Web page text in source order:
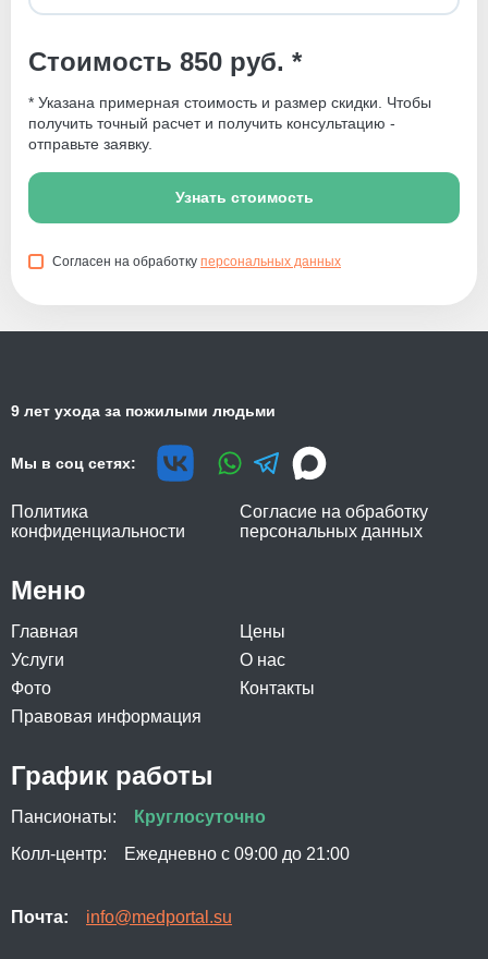
Стоимость 850 руб. *
* Указана примерная стоимость и размер скидки. Чтобы
получить точный расчет и получить консультацию -
отправьте заявку.
Узнать стоимость
Согласен на обработку персональных данных
9 лет ухода за пожилыми людьми
Мы в соц сетях:
Политика
конфиденциальности
Согласие на обработку
персональных данных
Меню
Главная
Цены
Услуги
О нас
Фото
Контакты
Правовая информация
График работы
Пансионаты:
Круглосуточно
Колл-центр:
Ежедневно с 09:00 до 21:00
Почта: info@medportal.su